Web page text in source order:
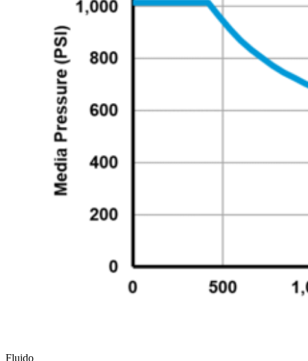
Fluido